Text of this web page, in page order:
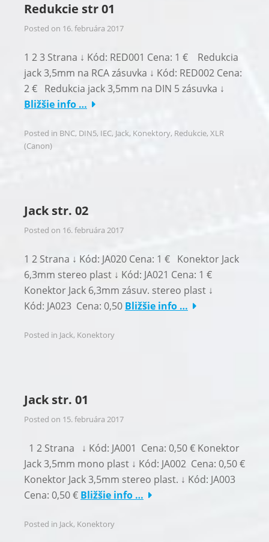
Redukcie str 01
Posted on 16. februára 2017
1 2 3 Strana ↓ Kód: RED001 Cena: 1 € Redukcia
jack 3,5mm na RCA zásuvka ↓ Kód: RED002 Cena:
2 € Redukcia jack 3,5mm na DIN 5 zásuvka ↓
Bližšie info …
Posted in BNC, DIN5, IEC, Jack, Konektory, Redukcie, XLR
(Canon)
Jack str. 02
Posted on 16. februára 2017
1 2 Strana ↓ Kód: JA020 Cena: 1 € Konektor Jack
6,3mm stereo plast ↓ Kód: JA021 Cena: 1 €
Konektor Jack 6,3mm zásuv. stereo plast ↓
Kód: JA023 Cena: 0,50 Bližšie info …
Posted in Jack, Konektory
Jack str. 01
Posted on 15. februára 2017
1 2 Strana ↓ Kód: JA001 Cena: 0,50 € Konektor
Jack 3,5mm mono plast ↓ Kód: JA002 Cena: 0,50 €
Konektor Jack 3,5mm stereo plast. ↓ Kód: JA003
Cena: 0,50 € Bližšie info …
Posted in Jack, Konektory